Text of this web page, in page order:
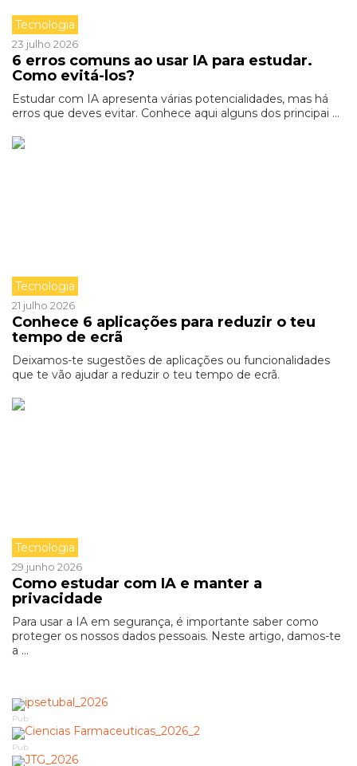
Tecnologia
23 julho 2026
6 erros comuns ao usar IA para estudar.
Como evitá-los?
Estudar com IA apresenta várias potencialidades, mas há
erros que deves evitar. Conhece aqui alguns dos principai ...
Tecnologia
21 julho 2026
Conhece 6 aplicações para reduzir o teu
tempo de ecrã
Deixamos-te sugestões de aplicações ou funcionalidades
que te vão ajudar a reduzir o teu tempo de ecrã.
Tecnologia
29 junho 2026
Como estudar com IA e manter a
privacidade
Para usar a IA em segurança, é importante saber como
proteger os nossos dados pessoais. Neste artigo, damos-te
a ...
Pub
Pub